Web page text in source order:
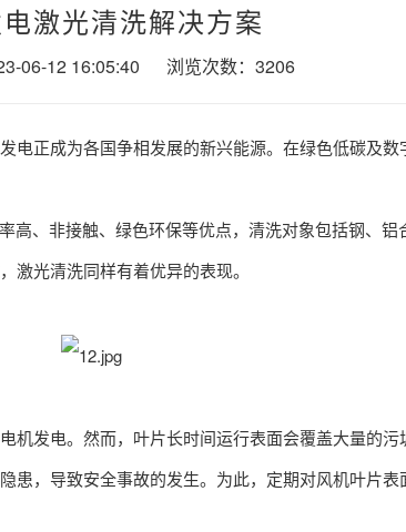
激光清洗解决方案
06-12 16:05:40 浏览次数：3206
正成为各国争相发展的新兴能源。在绿色低碳及
、非接触、绿色环保等优点，清洗对象包括钢、
光清洗同样有着优异的表现。
发电。然而，叶片长时间运行表面会覆盖大量的
，导致安全事故的发生。为此，定期对风机叶片